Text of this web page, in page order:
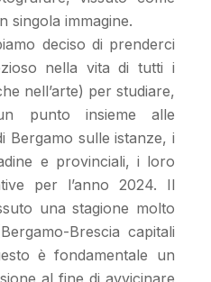
singola immagine.
deciso di prenderci
nella vita di tutti i
nell’arte) per studiare,
punto insieme alle
Bergamo sulle istanze, i
e provinciali, i loro
per l’anno 2024. Il
una stagione molto
Brescia capitali
è fondamentale un
al fine di avvicinare